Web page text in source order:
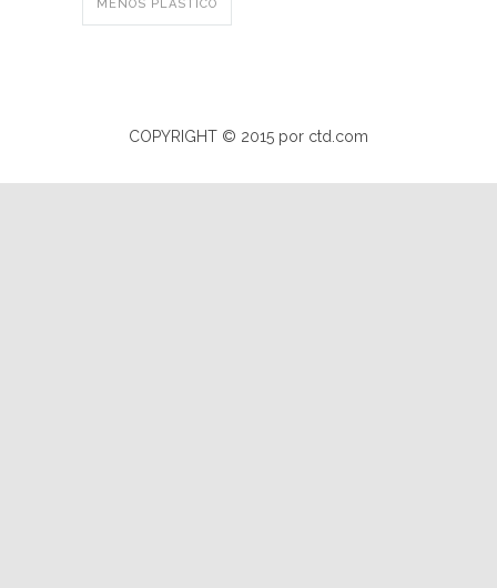
MENOS PLÁSTICO
COPYRIGHT © 2015 por ctd.com